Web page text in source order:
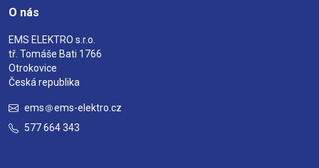
O nás
EMS ELEKTRO s.r.o.
tř. Tomáše Bati 1766
Otrokovice
Česká republika
ems
ems-elektro.cz
577 664 343